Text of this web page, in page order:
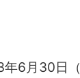
年6月30日